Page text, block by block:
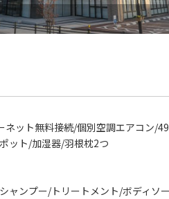
ネット無料接続/個別空調エアコン/
ット/加湿器/羽根枕2つ
ャンプー/トリートメント/ボディソ